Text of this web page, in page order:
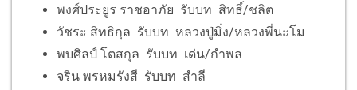
พงศ์ประยูร ราชอาภัย รับบท สิทธิ์/ชลิต
วัชระ สิทธิกุล รับบท หลวงปู่มิ่ง/หลวงพี่นะโม
พบศิลป์ โตสกุล รับบท เด่น/กำพล
จริน พรหมรังสี รับบท สำลี